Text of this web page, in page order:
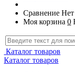
Сравнение Нет
Моя корзина 0
Каталог товаров
Каталог товаров